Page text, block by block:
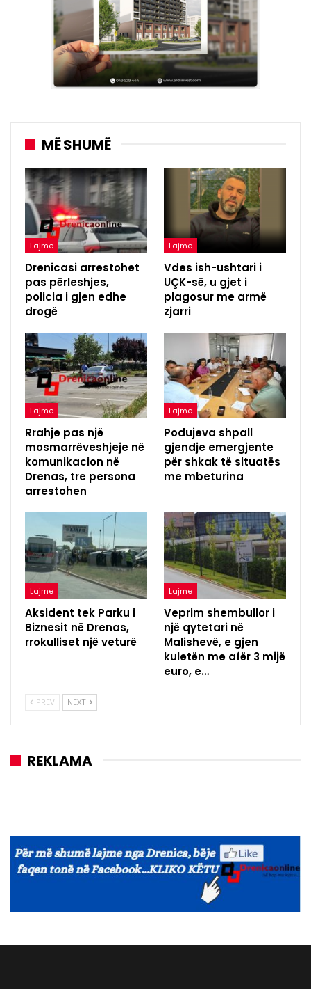
MË SHUMË
Lajme
Drenicasi arrestohet
pas përleshjes,
policia i gjen edhe
drogë
Lajme
Vdes ish-ushtari i
UÇK-së, u gjet i
plagosur me armë
zjarri
Lajme
Rrahje pas një
mosmarrëveshjeje në
komunikacion në
Drenas, tre persona
arrestohen
Lajme
Podujeva shpall
gjendje emergjente
për shkak të situatës
me mbeturina
Lajme
Aksident tek Parku i
Biznesit në Drenas,
rrokulliset një veturë
Lajme
Veprim shembullor i
një qytetari në
Malishevë, e gjen
kuletën me afër 3 mijë
euro, e…
PREV NEXT
REKLAMA